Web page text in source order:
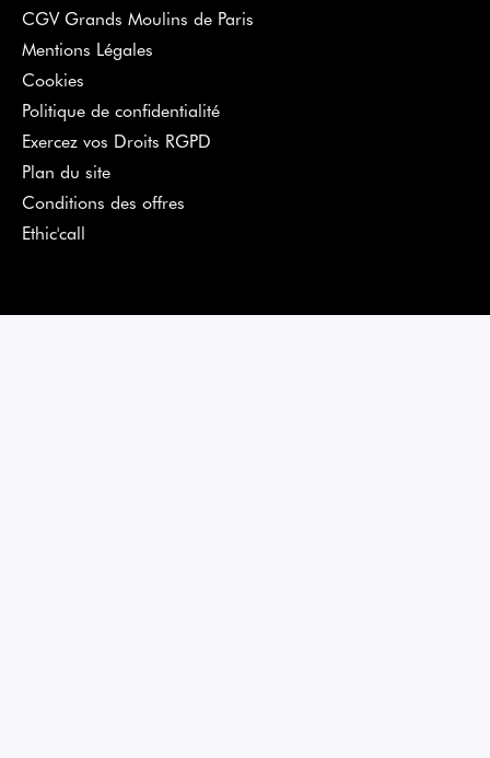
CGV Grands Moulins de Paris
Mentions Légales
Cookies
Politique de confidentialité
Exercez vos Droits RGPD
Plan du site
Conditions des offres
Ethic'call